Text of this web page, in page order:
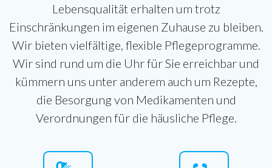
Lebensqualität erhalten um trotz
Einschränkungen im eigenen Zuhause zu bleiben.
Wir bieten vielfältige, flexible Pflegeprogramme.
Wir sind rund um die Uhr für Sie erreichbar und
kümmern uns unter anderem auch um Rezepte,
die Besorgung von Medikamenten und
Verordnungen für die häusliche Pflege.